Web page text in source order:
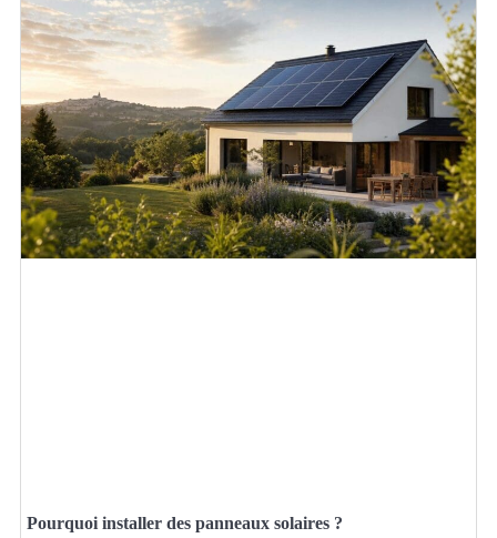
Pourquoi installer des panneaux solaires ?